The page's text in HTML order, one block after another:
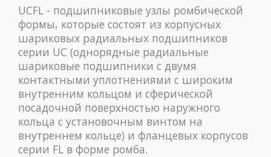
UCFL - подшипниковые узлы ромбической
формы, которые состоят из корпусных
шариковых радиальных подшипников
серии UC (однорядные радиальные
шариковые подшипники с двумя
контактными уплотнениями с широким
внутренним кольцом и сферической
посадочной поверхностью наружного
кольца с установочным винтом на
внутреннем кольце) и фланцевых корпусов
серии FL в форме ромба.